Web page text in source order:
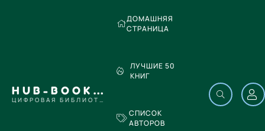
HUB-BOOKS.COM
ЦИФРОВАЯ БИБЛИОТЕКА
ДОМАШНЯЯ
СТРАНИЦА
ЛУЧШИЕ 50
КНИГ
СПИСОК
АВТОРОВ